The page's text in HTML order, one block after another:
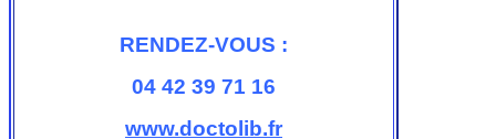
RENDEZ-VOUS :
04 42 39 71 16
www.doctolib.fr